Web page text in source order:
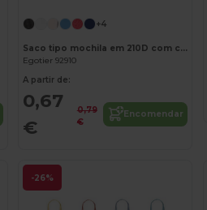
+4
Saco tipo mochila em 210D com cordões em preto
Egotier 92910
A partir de:
0,67
€
0,79
€
Encomendar
-26%